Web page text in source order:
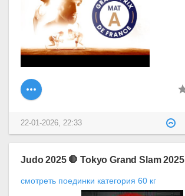
22-01-2026, 22:33
Judo 2025 🛑 Tokyo Grand Slam 2025
смотреть поединки категория 60 кг